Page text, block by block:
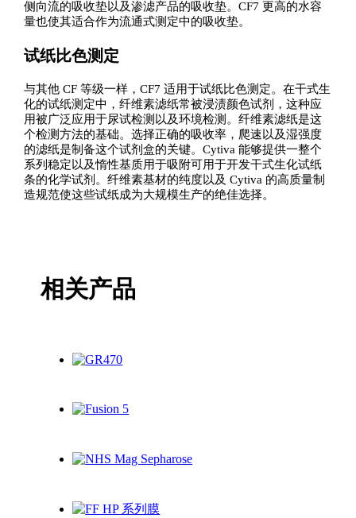
侧向流的吸收垫以及渗滤产品的吸收垫。CF7 更高的水容
量也使其适合作为流通式测定中的吸收垫。
试纸比色测定
与其他 CF 等级一样，CF7 适用于试纸比色测定。在干式生
化的试纸测定中，纤维素滤纸常被浸渍颜色试剂，这种应
用被广泛应用于尿试检测以及环境检测。纤维素滤纸是这
个检测方法的基础。选择正确的吸收率，爬速以及湿强度
的滤纸是制备这个试剂盒的关键。Cytiva 能够提供一整个
系列稳定以及惰性基质用于吸附可用于开发干式生化试纸
条的化学试剂。纤维素基材的纯度以及 Cytiva 的高质量制
造规范使这些试纸成为大规模生产的绝佳选择。
相关产品